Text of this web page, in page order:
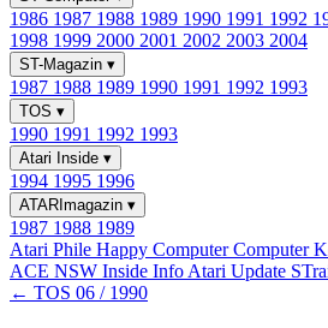
1986 1987 1988 1989 1990 1991 1992
1998 1999 2000 2001 2002 2003 2004
ST-Magazin ▾
1987 1988 1989 1990 1991 1992 1993
TOS ▾
1990 1991 1992 1993
Atari Inside ▾
1994 1995 1996
ATARImagazin ▾
1987 1988 1989
Atari Phile Happy ComputerComputer
ACE NSW Inside Info Atari Update
← TOS 06 / 1990